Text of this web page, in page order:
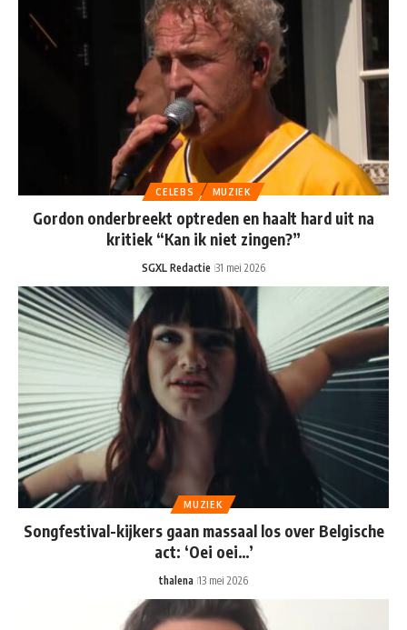
CELEBS MUZIEK
Gordon onderbreekt optreden en haalt hard uit na
kritiek “Kan ik niet zingen?”
SGXL Redactie 31 mei 2026
MUZIEK
Songfestival-kijkers gaan massaal los over Belgische
act: ‘Oei oei…’
thalena 13 mei 2026